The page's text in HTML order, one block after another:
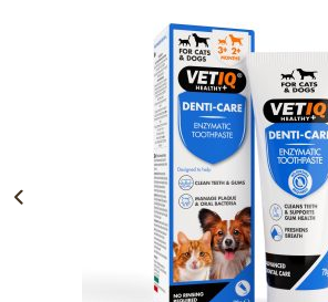
הוספה לעגלה